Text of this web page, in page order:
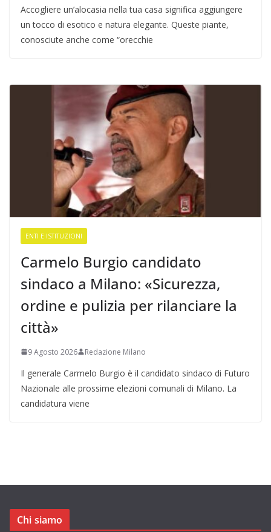
Accogliere un’alocasia nella tua casa significa aggiungere
un tocco di esotico e natura elegante. Queste piante,
conosciute anche come “orecchie
ENTI E ISTITUZIONI
Carmelo Burgio candidato
sindaco a Milano: «Sicurezza,
ordine e pulizia per rilanciare la
città»
9 Agosto 2026 Redazione Milano
Il generale Carmelo Burgio è il candidato sindaco di Futuro
Nazionale alle prossime elezioni comunali di Milano. La
candidatura viene
Chi siamo